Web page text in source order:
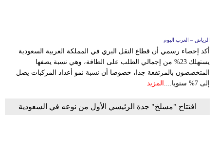
الرياض – العرب اليوم
أكد إحصاء رسمي أن قطاع النقل البري في المملكة العربية السعودية
يستهلك 23% من إجمالي الطلب على الطاقة، وهي نسبة يصفها
المتخصصون بالمرتفعة جدا، خصوصا أن نسبة نمو أعداد المركبات يصل
إلى 7% سنويا....
المزيد
افتتاح "مسلخ" جدة الرئيسي الأول من نوعه في السعودية